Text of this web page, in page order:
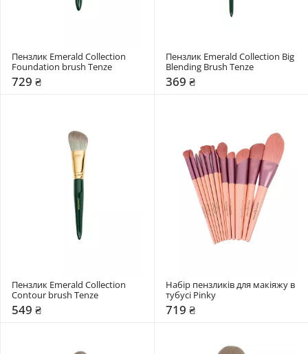
Пензлик Emerald Collection
Foundation brush Tenze
729 ₴
Пензлик Emerald Collection Big
Blending Brush Tenze
369 ₴
Пензлик Emerald Collection
Contour brush Tenze
549 ₴
Набір пензликів для макіяжу в
тубусі Pinky
719 ₴